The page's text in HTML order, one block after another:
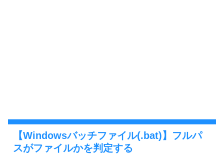
【Windowsバッチファイル(.bat)】フルパ
スがファイルかを判定する